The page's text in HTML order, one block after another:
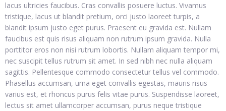
lacus ultricies faucibus. Cras convallis posuere luctus. Vivamus
tristique, lacus ut blandit pretium, orci justo laoreet turpis, a
blandit ipsum justo eget purus. Praesent eu gravida est. Nullam
faucibus est quis risus aliquam non rutrum ipsum gravida. Nulla
porttitor eros non nisi rutrum lobortis. Nullam aliquam tempor mi,
nec suscipit tellus rutrum sit amet. In sed nibh nec nulla aliquam
sagittis. Pellentesque commodo consectetur tellus vel commodo.
Phasellus accumsan, urna eget convallis egestas, mauris risus
varius est, et rhoncus purus felis vitae purus. Suspendisse laoreet,
lectus sit amet ullamcorper accumsan, purus neque tristique